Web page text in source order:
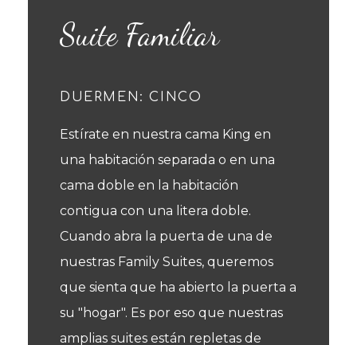
Suite Familiar
DUERMEN: CINCO
Estírate en nuestra cama King en
una habitación separada o en una
cama doble en la habitación
contigua con una litera doble.
Cuando abra la puerta de una de
nuestras Family Suites, queremos
que sienta que ha abierto la puerta a
su "hogar". Es por eso que nuestras
amplias suites están repletas de